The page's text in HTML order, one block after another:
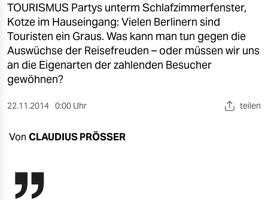
kultur
sport
berlin
nord
verlag
veranstaltungen
TOURISMUS Partys unterm Schlafzimmerfenster,
Kotze im Hauseingang: Vielen Berlinern sind
Touristen ein Graus. Was kann man tun gegen die
Auswüchse der Reisefreuden – oder müssen wir uns
an die Eigenarten der zahlenden Besucher
gewöhnen?
22.11.2014 0:00 Uhr teilen
Von CLAUDIUS PRÖSSER
